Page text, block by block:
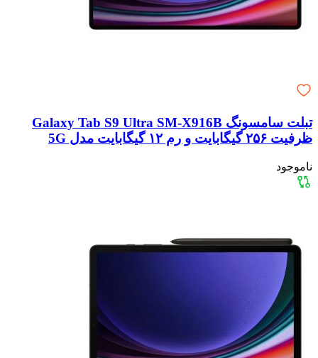
تبلت سامسونگ Galaxy Tab S9 Ultra SM-X916B
ظرفیت ۲۵۶ گیگابایت و رم ۱۲ گیگابایت مدل 5G
ناموجود